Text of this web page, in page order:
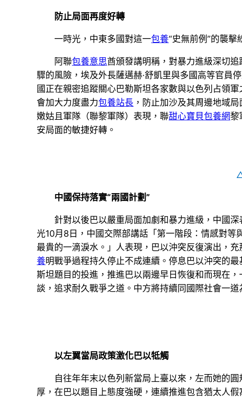
防止局面再度好轉
一時光，中東多國對這一包養“史無前例”的襲擊
阿聯包養意思酋頒發講明稱，對暴力進級深切
驟的風險，埃及外長薩邁赫·舒凱里與多國高等官員
國正在親密追蹤關心巴勒斯坦各家數與以色列占領
會加大力度盡力包養站長 ，防止加沙及其周邊地域
嫩姑且軍隊（聯黎軍隊）表現，聯甜心寶貝包養網黎
安局面的敏捷好轉。
中國保持落實“兩國計劃”
針對以後巴以嚴重局面加劇和暴力進級，中國
光10月8日，中國交際部講話「第一階段：情感對等
最貴的一滴淚水。」人表現，巴以沖突反復演出，
養明戰爭過程持久停止不成連續。停息巴以沖突的
斯坦題目的投進，推進巴以兩邊早日恢復和而現在
談，追求耐久戰爭之道。中方將持續同國際社會一道
以左翼當局政策激化巴以牴觸
自往年年末以色列新當局上臺以來，左而她的
厚，在巴以題目上態度強硬，連續推進包含猶太人